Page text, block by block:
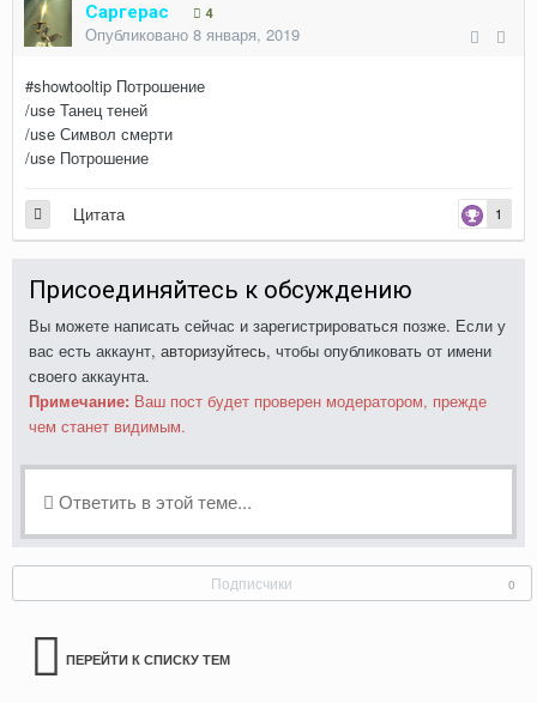
Саргерас 4
Опубликовано 8 января, 2019
#showtooltip Потрошение
/use Танец теней
/use Символ смерти
/use Потрошение
1
Цитата
Присоединяйтесь к обсуждению
Вы можете написать сейчас и зарегистрироваться позже. Если у
вас есть аккаунт, авторизуйтесь, чтобы опубликовать от имени
своего аккаунта.
Примечание: Ваш пост будет проверен модератором, прежде
чем станет видимым.
Ответить в этой теме...
Подписчики 0
ПЕРЕЙТИ К СПИСКУ ТЕМ